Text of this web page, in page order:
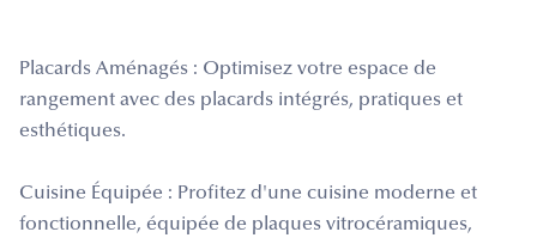
Placards Aménagés : Optimisez votre espace de
rangement avec des placards intégrés, pratiques et
esthétiques.
Cuisine Équipée : Profitez d'une cuisine moderne et
fonctionnelle, équipée de plaques vitrocéramiques,